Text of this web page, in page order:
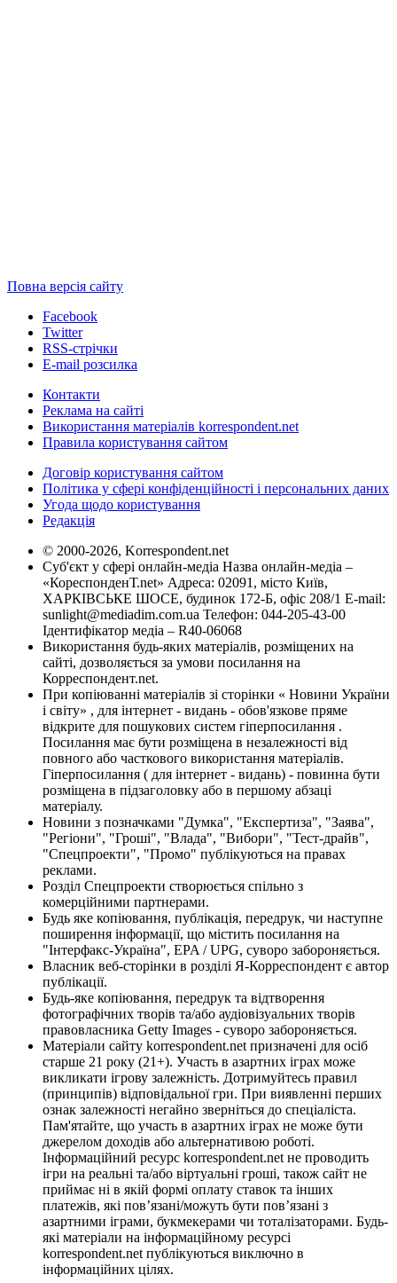
Повна версія сайту
Facebook
Twitter
RSS-стрічки
E-mail розсилка
Контакти
Реклама на сайті
Використання матеріалів korrespondent.net
Правила користування сайтом
Договір користування сайтом
Політика у сфері конфіденційності і персональних даних
Угода щодо користування
Редакція
© 2000-2026, Korrespondent.net
Суб'єкт у сфері онлайн-медіа Назва онлайн-медіа –
«КореспонденТ.net» Адреса: 02091, місто Київ,
ХАРКІВСЬКЕ ШОСЕ, будинок 172-Б, офіс 208/1 E-mail:
sunlight@mediadim.com.ua Телефон: 044-205-43-00
Ідентифікатор медіа – R40-06068
Використання будь-яких матеріалів, розміщених на
сайті, дозволяється за умови посилання на
Корреспондент.net.
При копіюванні матеріалів зі сторінки « Новини України
і світу» , для інтернет - видань - обов'язкове пряме
відкрите для пошукових систем гіперпосилання .
Посилання має бути розміщена в незалежності від
повного або часткового використання матеріалів.
Гіперпосилання ( для інтернет - видань) - повинна бути
розміщена в підзаголовку або в першому абзаці
матеріалу.
Новини з позначками "Думка", "Експертиза", "Заява",
"Регіони", "Гроші", "Влада", "Вибори", "Тест-драйв",
"Спецпроекти", "Промо" публікуються на правах
реклами.
Розділ Спецпроекти створюється спільно з
комерційними партнерами.
Будь яке копіювання, публікація, передрук, чи наступне
поширення інформації, що містить посилання на
"Інтерфакс-Україна", EPA / UPG, суворо забороняється.
Власник веб-сторінки в розділі Я-Корреспондент є автор
публікації.
Будь-яке копіювання, передрук та відтворення
фотографічних творів та/або аудіовізуальних творів
правовласника Getty Images - суворо забороняється.
Матеріали сайту korrespondent.net призначені для осіб
старше 21 року (21+). Участь в азартних іграх може
викликати ігрову залежність. Дотримуйтесь правил
(принципів) відповідальної гри. При виявленні перших
ознак залежності негайно зверніться до спеціаліста.
Пам'ятайте, що участь в азартних іграх не може бути
джерелом доходів або альтернативою роботі.
Інформаційний ресурс korrespondent.net не проводить
ігри на реальні та/або віртуальні гроші, також сайт не
приймає ні в якій формі оплату ставок та інших
платежів, які пов’язані/можуть бути пов’язані з
азартними іграми, букмекерами чи тоталізаторами. Будь-
які матеріали на інформаційному ресурсі
korrespondent.net публікуються виключно в
інформаційних цілях.